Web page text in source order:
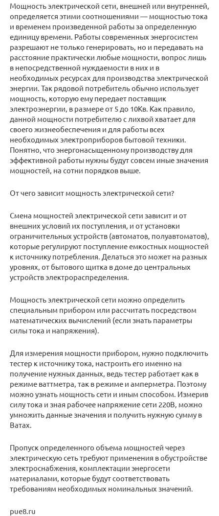
Мощность электрической сети, внешней или внутренней,
определяется этими соотношениями — мощностью тока
и временем произведенной работы за определенную
единицу времени. Работы современных энергосистем
разрешают не только генерировать, но и передавать на
расстояние практически любые мощности, вопрос лишь
в непосредственной нуждаемости в них и в
необходимых ресурсах для производства электрической
энергии. Так рядовой потребитель обычно использует
мощность, которую ему передает поставщик
электроэнергии, в размере от 5 до 10Кв. Как правило,
данной мощности потребителю с лихвой хватает для
своего жизнеобеспечения и для работы всех
необходимых электроприборов бытовой техники.
Понятно, что энергонасыщенному производству для
эффективной работы нужны будут совсем иные значения
мощностей, на сотни порядков выше.
От чего зависит мощность электрической сети?
Смена мощностей электрической сети зависит и от
внешних условий их поступления, и от установки
ограничительных устройств (автоматов, полуавтоматов),
которые регулируют поступление емкостных мощностей
к источнику потребления. Делаться это может на разных
уровнях, от бытового щитка в доме до центральных
устройств электрораспределения.
Мощность электрической сети можно определить
специальным прибором или рассчитать посредством
математических вычислений (если знать параметры
силы тока и напряжения).
Для измерения мощности прибором, нужно подключить
тестер к источнику тока, настроить его именно на
получение нужных данных, ведь тестер работает как в
режиме ваттметра, так в режиме и амперметра. Поэтому
можно узнать мощность сети и иным способом. Измерив
силу тока и зная рабочее напряжение сети 220В, можно
умножить данные значения и получить нужную сумму в
Ватах.
Пропуск определенного объема мощностей через
электрическую сеть требуют применения в обустройстве
электроснабжения, комплектации энергосети
материалами, которые будут соответствовать
требованиям необходимых номинальных значений.
pue8.ru